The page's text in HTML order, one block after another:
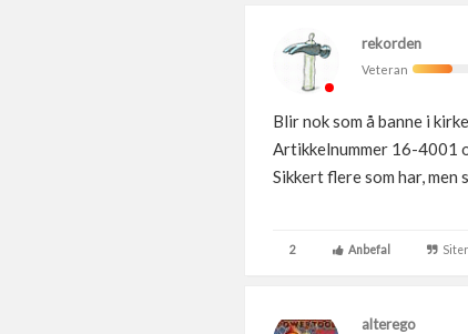
rekorden
Veteran
Blir nok som å banne i
Artikkelnummer 16-4001
Sikkert flere som har,
2 Anbefal Siter
alterego